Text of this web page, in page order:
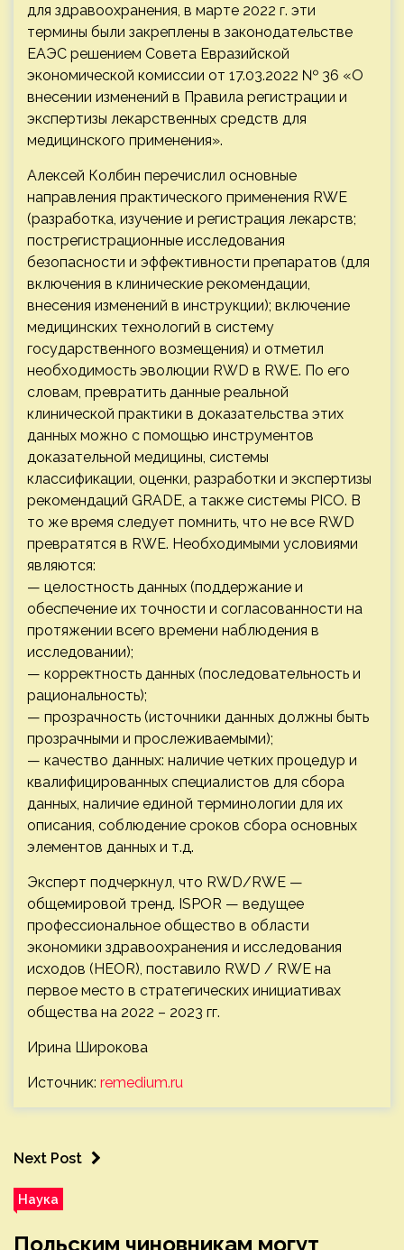
для здравоохранения, в марте 2022 г. эти
термины были закреплены в законодательстве
ЕАЭС решением Совета Евразийской
экономической комиссии от 17.03.2022 № 36 «О
внесении изменений в Правила регистрации и
экспертизы лекарственных средств для
медицинского применения».
Алексей Колбин перечислил основные
направления практического применения RWE
(разработка, изучение и регистрация лекарств;
пострегистрационные исследования
безопасности и эффективности препаратов (для
включения в клинические рекомендации,
внесения изменений в инструкции); включение
медицинских технологий в систему
государственного возмещения) и отметил
необходимость эволюции RWD в RWE. По его
словам, превратить данные реальной
клинической практики в доказательства этих
данных можно с помощью инструментов
доказательной медицины, системы
классификации, оценки, разработки и экспертизы
рекомендаций GRADE, а также системы PICO. В
то же время следует помнить, что не все RWD
превратятся в RWE. Необходимыми условиями
являются:
— целостность данных (поддержание и
обеспечение их точности и согласованности на
протяжении всего времени наблюдения в
исследовании);
— корректность данных (последовательность и
рациональность);
— прозрачность (источники данных должны быть
прозрачными и прослеживаемыми);
— качество данных: наличие четких процедур и
квалифицированных специалистов для сбора
данных, наличие единой терминологии для их
описания, соблюдение сроков сбора основных
элементов данных и т.д.
Эксперт подчеркнул, что RWD/RWE —
общемировой тренд. ISPOR — ведущее
профессиональное общество в области
экономики здравоохранения и исследования
исходов (HEOR), поставило RWD / RWE на
первое место в стратегических инициативах
общества на 2022 – 2023 гг.
Ирина Широкова
Источник: remedium.ru
Next Post
Наука
Польским чиновникам могут